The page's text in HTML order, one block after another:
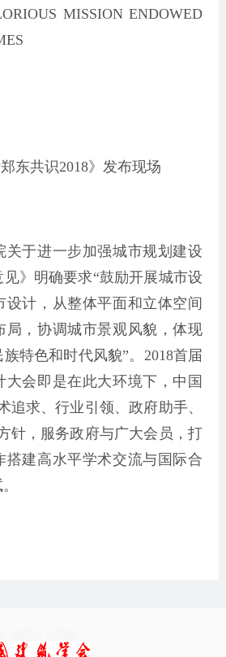
MISSION ENDOWED
郑东共识2018》发布现场
关于进一步加强城市规划建设
》明确要求“鼓励开展城市设
设计，从整体平面和立体空间
局，协调城市景观风貌，体现
特色和时代风貌”。2018首届
大会即是在此大环境下，中国
追求、行业引领、政府助手、
针，服务政府与广大会员，打
搭建高水平学术交流与国际合